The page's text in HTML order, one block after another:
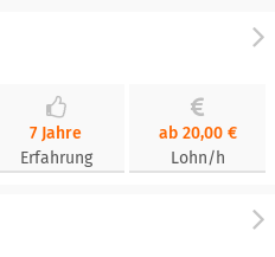
7 Jahre
Erfahrung
ab 20,00 €
Lohn/h